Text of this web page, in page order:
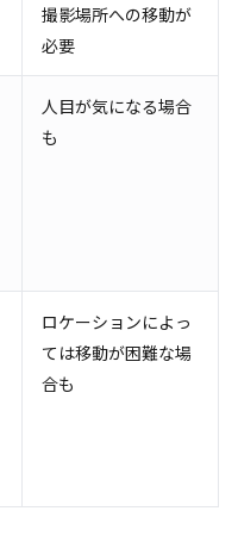
撮影場所への移動が
必要
人目が気になる場合
も
ロケーションによっ
ては移動が困難な場
合も